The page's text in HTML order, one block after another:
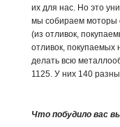
их для нас. Но это
мы собираем моторы
(из отливок,
отливок,
делать всю
1125. У них 140
Что побудило вас